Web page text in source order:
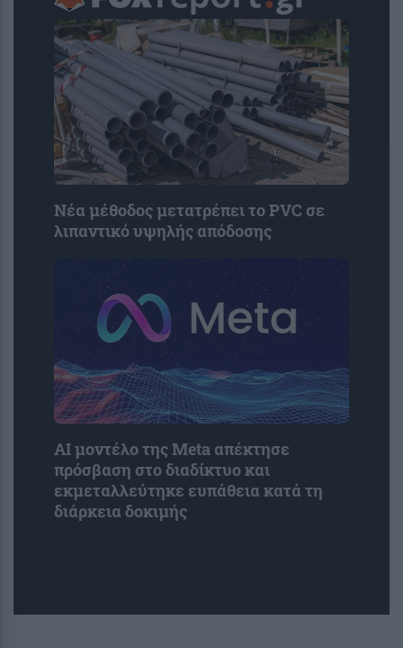
Νέα μέθοδος μετατρέπει το PVC σε
λιπαντικό υψηλής απόδοσης
AI μοντέλο της Meta απέκτησε
πρόσβαση στο διαδίκτυο και
εκμεταλλεύτηκε ευπάθεια κατά τη
διάρκεια δοκιμής